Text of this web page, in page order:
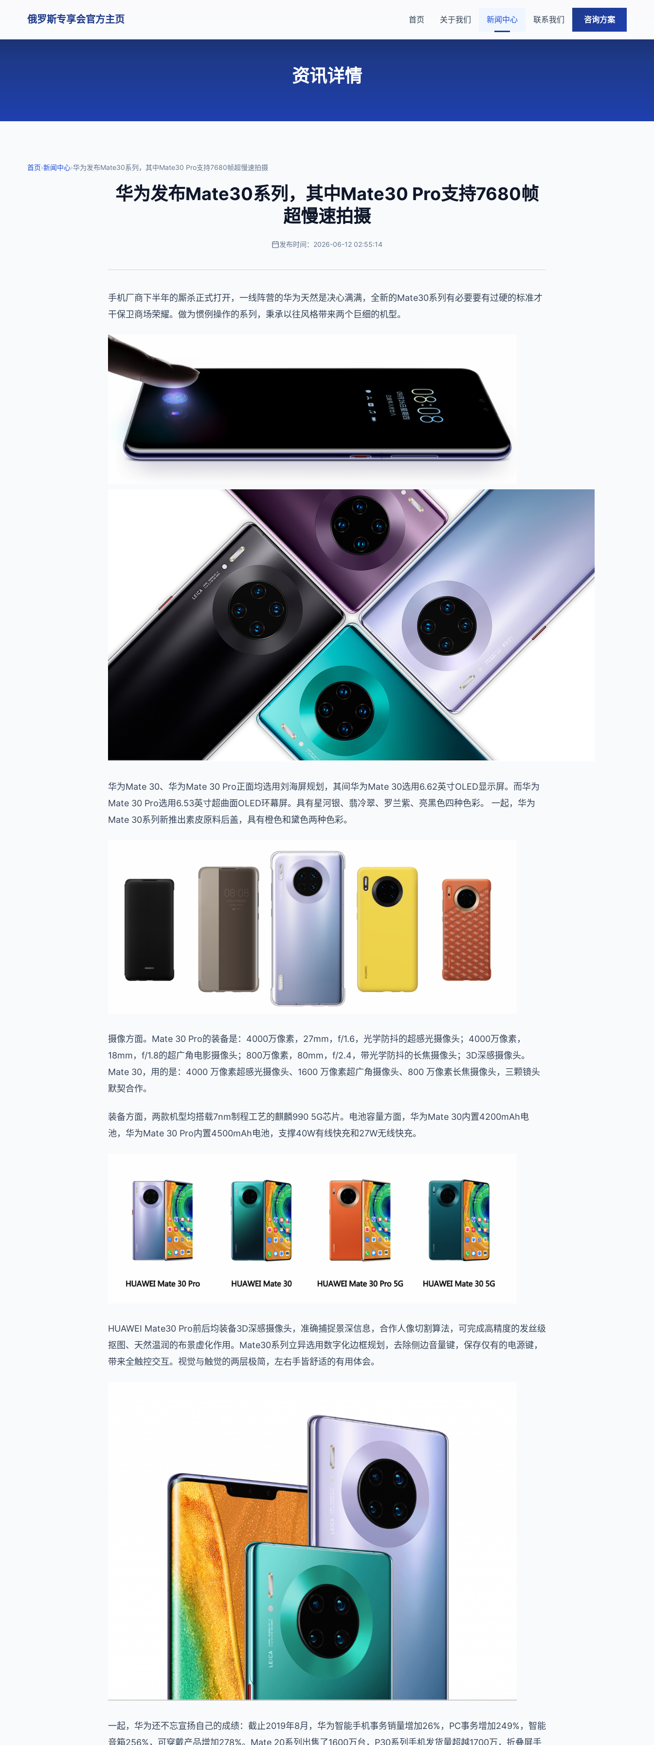
俄罗斯专享会官方主页 首页 关于我们 新闻中心 联系我们 咨询方案
资讯详情
首页›新闻中心›华为发布Mate30系列，其中Mate30 Pro支持7680帧超慢速拍摄
华为发布Mate30系列，其中Mate30 Pro支持7680帧
超慢速拍摄
发布时间：2026-06-12 02:55:14
手机厂商下半年的厮杀正式打开，一线阵营的华为天然是决心满满，全新的Mate30系列有必要要有过硬的标准才
干保卫商场荣耀。做为惯例操作的系列，秉承以往风格带来两个巨细的机型。
华为Mate 30、华为Mate 30 Pro正面均选用刘海屏规划，其间华为Mate 30选用6.62英寸OLED显示屏。而华为
Mate 30 Pro选用6.53英寸超曲面OLED环幕屏。具有星河银、翡冷翠、罗兰紫、亮黑色四种色彩。 一起，华为
Mate 30系列新推出素皮原料后盖，具有橙色和黛色两种色彩。
摄像方面。Mate 30 Pro的装备是：4000万像素，27mm，f/1.6， 光学防抖的超感光摄像头； 4000万像素，
18mm，f/1.8的超广角电影摄像头；800万像素，80mm，f/2.4， 带光学防抖的长焦摄像头； 3D深感摄像头。
Mate 30，用的是：4000 万像素超感光摄像头、1600 万像素超广角摄像头、800 万像素长焦摄像头，三颗镜头
默契合作。
装备方面，两款机型均搭载7nm制程工艺的麒麟990 5G芯片。电池容量方面，华为Mate 30内置4200mAh电
池，华为Mate 30 Pro内置4500mAh电池，支撑40W有线快充和27W无线快充。
HUAWEI Mate30 Pro前后均装备3D深感摄像头，准确捕捉景深信息，合作人像切割算法，可完成高精度的发丝级
抠图、天然温润的布景虚化作用。Mate30系列立异选用数字化边框规划，去除侧边音量键，保存仅有的电源键，
带来全触控交互。视觉与触觉的两层极简，左右手皆舒适的有用体会。
一起，华为还不忘宣扬自己的成绩：截止2019年8月，华为智能手机事务销量增加26%，PC事务增加249%，智能
音箱256%，可穿戴产品增加278%。Mate 20系列出售了1600万台，P30系列手机发货量超越1700万，折叠屏手